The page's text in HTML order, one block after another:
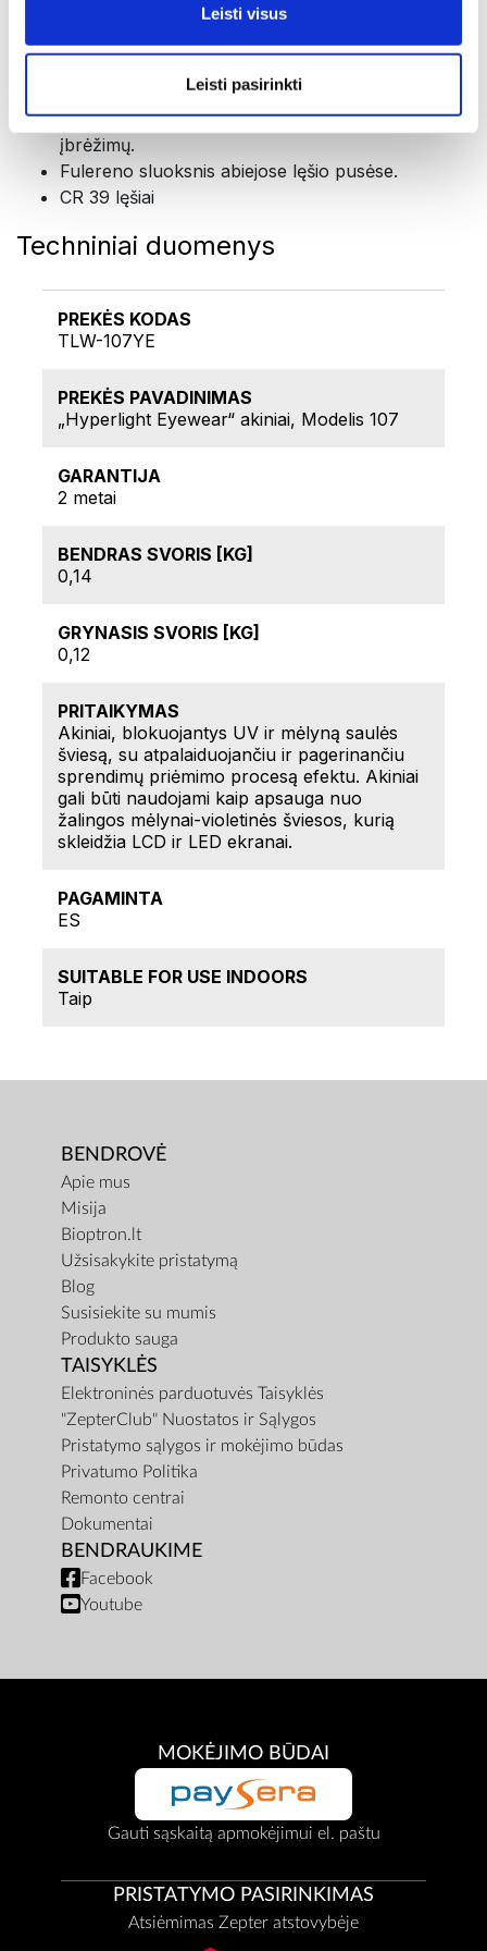
Leisti visus
Leisti pasirinkti
mažiau nei 1%, todėl pagerėja matomumas.
"Hard Coat" kietas sluoksnis: specialiai suderintas
sluoksniu, tai prailgina antirefleksinio sluoksnio
tarnavimo laiką ir suteikia papildomą apsaugą nuo
įbrėžimų.
Fulereno sluoksnis abiejose lęšio pusėse.
CR 39 lęšiai
Techniniai duomenys
PREKĖS KODAS
TLW-107YE
PREKĖS PAVADINIMAS
„Hyperlight Eyewear“ akiniai, Modelis 107
GARANTIJA
2 metai
BENDRAS SVORIS [KG]
0,14
GRYNASIS SVORIS [KG]
0,12
PRITAIKYMAS
Akiniai, blokuojantys UV ir mėlyną saulės
šviesą, su atpalaiduojančiu ir pagerinančiu
sprendimų priėmimo procesą efektu. Akiniai
gali būti naudojami kaip apsauga nuo
žalingos mėlynai-violetinės šviesos, kurią
skleidžia LCD ir LED ekranai.
PAGAMINTA
ES
SUITABLE FOR USE INDOORS
Taip
BENDROVĖ
Apie mus
Misija
Bioptron.lt
Užsisakykite pristatymą
Blog
Susisiekite su mumis
Produkto sauga
TAISYKLĖS
Elektroninės parduotuvės Taisyklės
"ZepterClub" Nuostatos ir Sąlygos
Pristatymo sąlygos ir mokėjimo būdas
Privatumo Politika
Remonto centrai
Dokumentai
BENDRAUKIME
Facebook
Youtube
MOKĖJIMO BŪDAI
Gauti sąskaitą apmokėjimui el. paštu
PRISTATYMO PASIRINKIMAS
Atsiėmimas Zepter atstovybėje